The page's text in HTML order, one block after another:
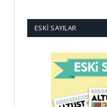
ESKI SAYILAR